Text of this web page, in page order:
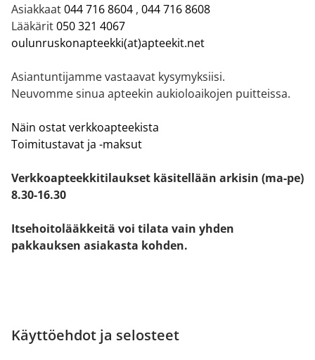
Asiakkaat044 716 8604 , 044 716 8608
Lääkärit050 321 4067
oulunruskonapteekki(at)apteekit.net
Asiantuntijamme vastaavat kysymyksiisi.
Neuvomme sinua apteekin aukioloaikojen puitteissa.
Näin ostat verkkoapteekista
Toimitustavat ja -maksut
Verkkoapteekkitilaukset käsitellään arkisin (ma-pe)
8.30-16.30
Itsehoitolääkkeitä voi tilata vain yhden
pakkauksen asiakasta kohden.
Käyttöehdot ja selosteet